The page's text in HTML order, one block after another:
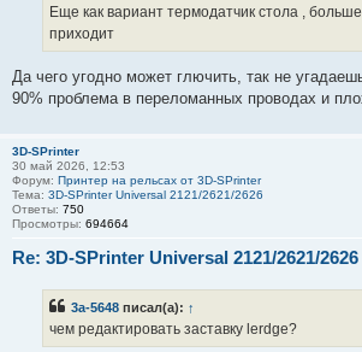
Еще как вариант термодатчик стола ,
приходит
Да чего угодно может глючить, так не
90% проблема в переломанных проводах и
3D-SPrinter
30 май 2026, 12:53
Форум: Принтер на рельсах от 3D-SPrinter
Тема: 3D-SPrinter Universal 2121/2621/2626
Ответы: 750
Просмотры: 694664
Re: 3D-SPrinter Universal 2121/2621/2626
3a-5648 писал(а): ↑
чем редактировать заставку lerdge?